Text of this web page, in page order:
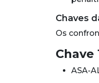
Chaves
Os
Chave
ASA-